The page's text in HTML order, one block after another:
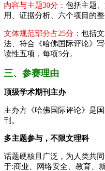
内容与主题30分： 包括主题
用、证据分析、六个项目的
文体规范部分占25分： 包括
法、符合《哈佛国际评论》
读性五项，每项5分。
三、参赛理由
顶级学术期刊主办
主办方《哈佛国际评论》是
刊。
多主题参与，不限文理科
话题硬核且广泛，为人类共
于:商业、网络安全、教育、